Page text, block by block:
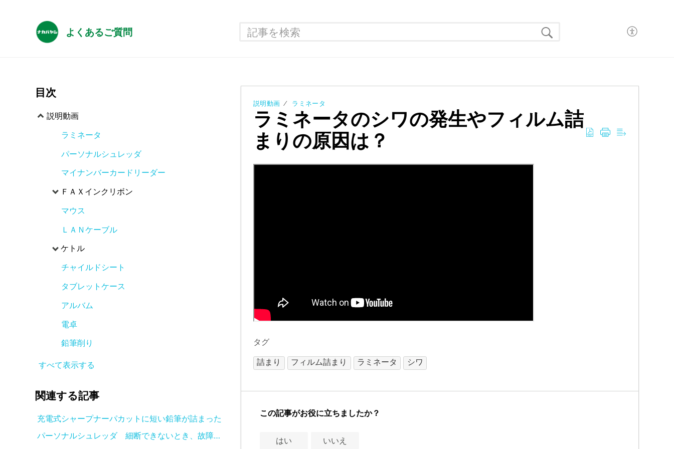
よくあるご質問
説明動画 ラミネータ
ラミネータのシワの発生やフィルム詰
まりの原因は？
タグ
詰まり
フィルム詰まり ラミネータ シワ
この記事がお役に立ちましたか？
はい いいえ
目次
説明動画
ラミネータ
パーソナルシュレッダ
マイナンバーカードリーダー
ＦＡＸインクリボン
マウス
ＬＡＮケーブル
ケトル
チャイルドシート
タブレットケース
アルバム
電卓
鉛筆削り
すべて表示する
関連する記事
充電式シャープナーパカットに短い鉛筆が詰まった
パーソナルシュレッダ 細断できないとき、故障の原因について